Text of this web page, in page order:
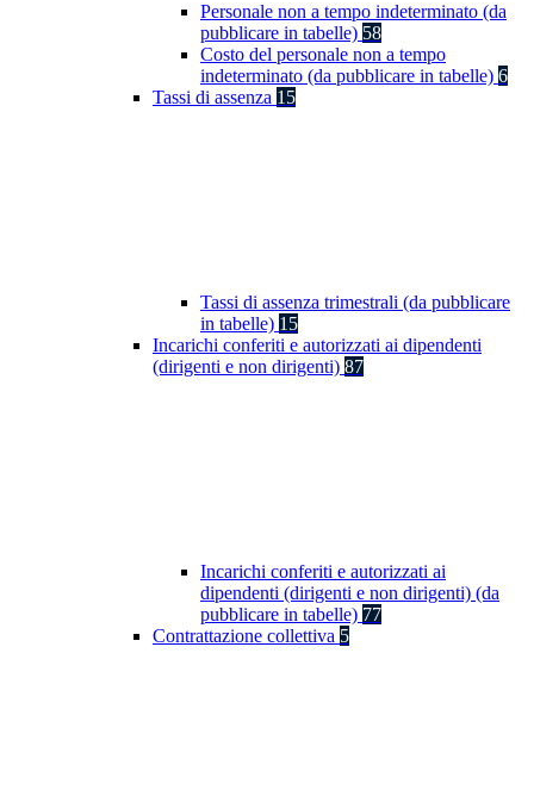
Personale non a tempo indeterminato (da
pubblicare in tabelle) 58
Costo del personale non a tempo
indeterminato (da pubblicare in tabelle) 6
Tassi di assenza 15
Tassi di assenza trimestrali (da pubblicare
in tabelle) 15
Incarichi conferiti e autorizzati ai dipendenti
(dirigenti e non dirigenti) 87
Incarichi conferiti e autorizzati ai
dipendenti (dirigenti e non dirigenti) (da
pubblicare in tabelle) 77
Contrattazione collettiva 5